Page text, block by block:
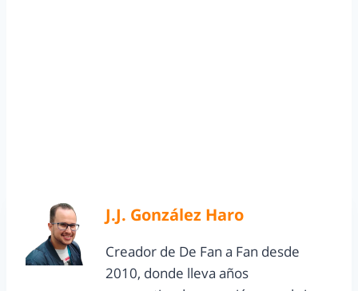
J.J. González Haro
Creador de De Fan a Fan desde
2010, donde lleva años